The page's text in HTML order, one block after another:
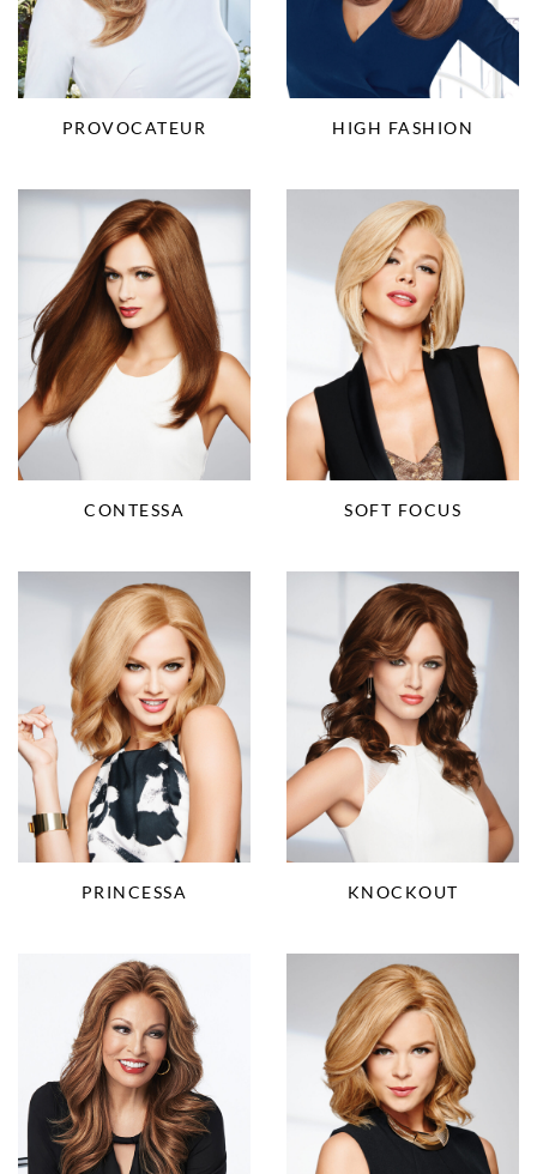
PROVOCATEUR HIGH FASHION
CONTESSA SOFT FOCUS
PRINCESSA KNOCKOUT